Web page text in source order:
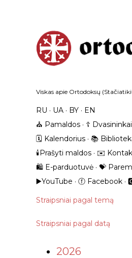
Viskas apie Ortodoksų
RU UA BY
EN
⛪️ Pamaldos
☦️ Dvasininkai
🗓️ Kalendorius
📚
🕯️Prašyti maldos
✉️
🛍️ E-parduotuvė
💝
▶️YouTube
ⓕ Facebook
Straipsniai pagal temą
Straipsniai pagal datą
2026